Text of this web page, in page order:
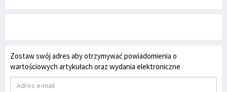
Zostaw swój adres aby otrzymywać powiadomienia o
wartościowych artykułach oraz wydania elektroniczne